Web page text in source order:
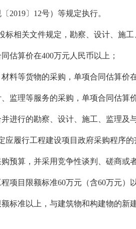
2019〕12号）等规定执行。
关文件规定，勘察、设计、施工
算价在400万元人民币以上；
等货物的采购，单项合同估算价
理等服务的采购，单项合同估算
行的勘察、设计、施工、监理及
行工程建设项目政府采购程序的
预算，并采用竞争性谈判、磋商或
目限额标准60万元（含60万元）
准以上，与建筑物和构建物的新